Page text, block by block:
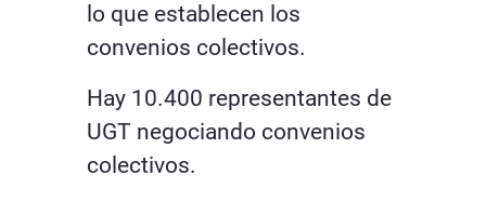
lo que establecen los
convenios colectivos.
Hay 10.400 representantes de
UGT negociando convenios
colectivos.